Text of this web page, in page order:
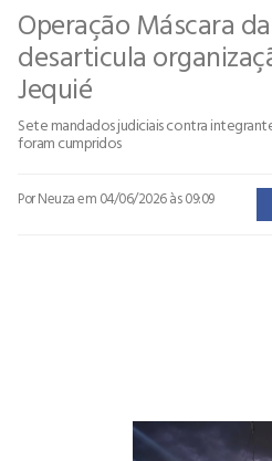
Operação Máscara
desarticula
Jequié
Sete mandados judiciais contra
foram cumpridos
Por Neuzaem 04/06/2026 às 09:09